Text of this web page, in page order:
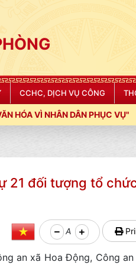
CCHC, DỊCH VỤ CÔNG
VỤ"
21 đối tượng tổ
A
an xã Hoa Động, Công